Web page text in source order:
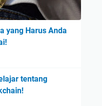
yang Harus Anda
tentang